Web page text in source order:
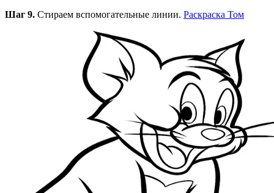
Шаг 9. Стираем вспомогательные линии. Раскраска Том